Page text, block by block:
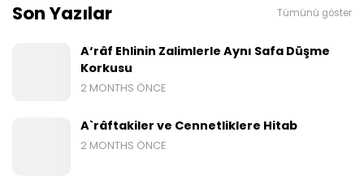
Son Yazılar Tümünü göster
A‘râf Ehlinin Zalimlerle Aynı Safa Düşme
Korkusu
2 MONTHS ÖNCE
A`râftakiler ve Cennetliklere Hitab
2 MONTHS ÖNCE